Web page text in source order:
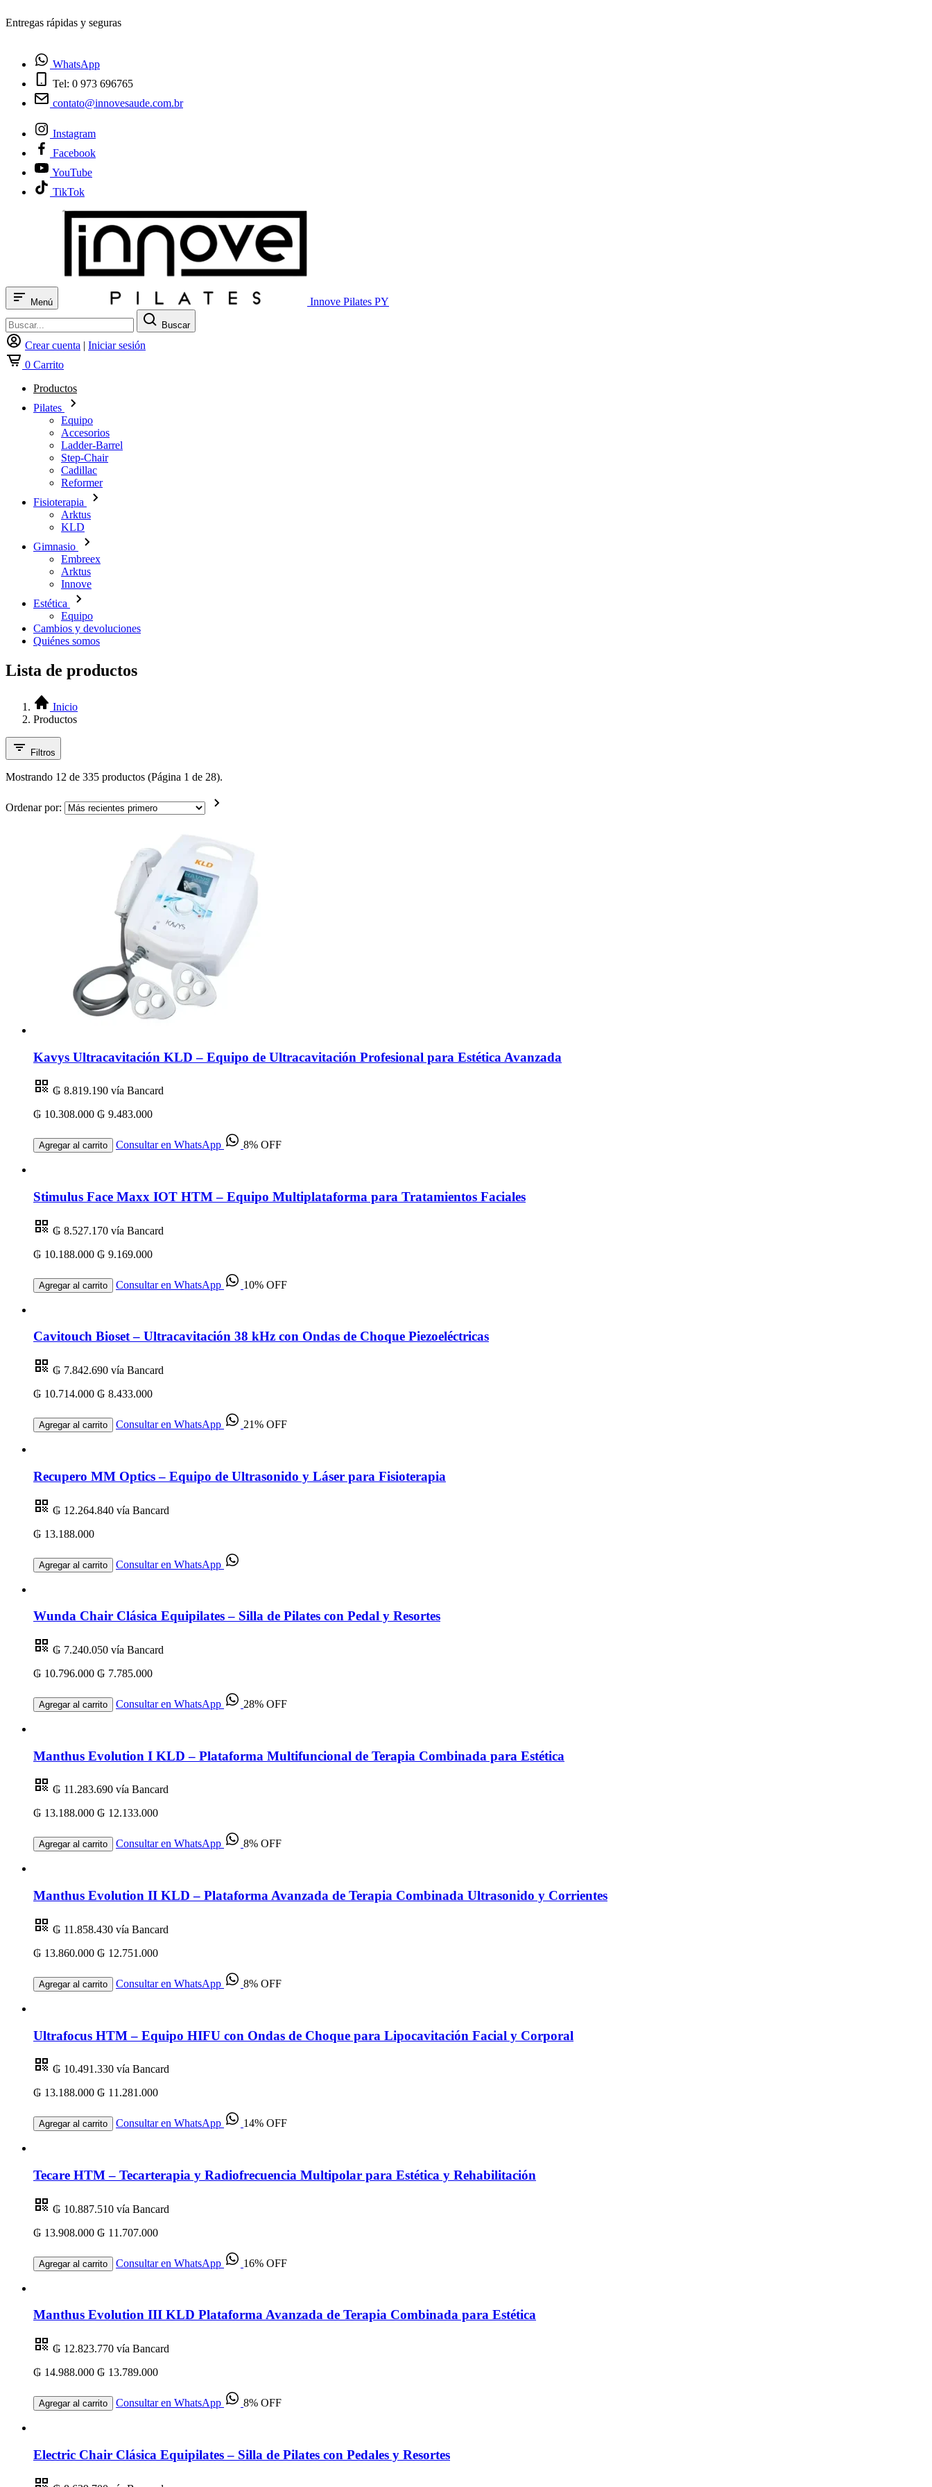
¿Tienes dudas? Habla con nosotros
WhatsApp
Tel: 0 973 696765
contato@innovesaude.com.br
Instagram
Facebook
YouTube
TikTok
Menú Innove Pilates PY
Buscar
Crear cuenta | Iniciar sesión
0 Carrito
Productos
Pilates
Equipo
Accesorios
Ladder-Barrel
Step-Chair
Cadillac
Reformer
Fisioterapia
Arktus
KLD
Gimnasio
Embreex
Arktus
Innove
Estética
Equipo
Cambios y devoluciones
Quiénes somos
Lista de productos
Inicio
Productos
Filtros
Mostrando 12 de 335 productos (Página 1 de 28).
Ordenar por:
Kavys Ultracavitación KLD – Equipo de Ultracavitación Profesional para Estética Avanzada
₲ 8.819.190 vía Bancard
₲ 10.308.000 ₲ 9.483.000
Agregar al carrito Consultar en WhatsApp 8% OFF
Stimulus Face Maxx IOT HTM – Equipo Multiplataforma para Tratamientos Faciales
₲ 8.527.170 vía Bancard
₲ 10.188.000 ₲ 9.169.000
Agregar al carrito Consultar en WhatsApp 10% OFF
Cavitouch Bioset – Ultracavitación 38 kHz con Ondas de Choque Piezoeléctricas
₲ 7.842.690 vía Bancard
₲ 10.714.000 ₲ 8.433.000
Agregar al carrito Consultar en WhatsApp 21% OFF
Recupero MM Optics – Equipo de Ultrasonido y Láser para Fisioterapia
₲ 12.264.840 vía Bancard
₲ 13.188.000
Agregar al carrito Consultar en WhatsApp
Wunda Chair Clásica Equipilates – Silla de Pilates con Pedal y Resortes
₲ 7.240.050 vía Bancard
₲ 10.796.000 ₲ 7.785.000
Agregar al carrito Consultar en WhatsApp 28% OFF
Manthus Evolution I KLD – Plataforma Multifuncional de Terapia Combinada para Estética
₲ 11.283.690 vía Bancard
₲ 13.188.000 ₲ 12.133.000
Agregar al carrito Consultar en WhatsApp 8% OFF
Manthus Evolution II KLD – Plataforma Avanzada de Terapia Combinada Ultrasonido y Corrientes
₲ 11.858.430 vía Bancard
₲ 13.860.000 ₲ 12.751.000
Agregar al carrito Consultar en WhatsApp 8% OFF
Ultrafocus HTM – Equipo HIFU con Ondas de Choque para Lipocavitación Facial y Corporal
₲ 10.491.330 vía Bancard
₲ 13.188.000 ₲ 11.281.000
Agregar al carrito Consultar en WhatsApp 14% OFF
Tecare HTM – Tecarterapia y Radiofrecuencia Multipolar para Estética y Rehabilitación
₲ 10.887.510 vía Bancard
₲ 13.908.000 ₲ 11.707.000
Agregar al carrito Consultar en WhatsApp 16% OFF
Manthus Evolution III KLD Plataforma Avanzada de Terapia Combinada para Estética
₲ 12.823.770 vía Bancard
₲ 14.988.000 ₲ 13.789.000
Agregar al carrito Consultar en WhatsApp 8% OFF
Electric Chair Clásica Equipilates – Silla de Pilates con Pedales y Resortes